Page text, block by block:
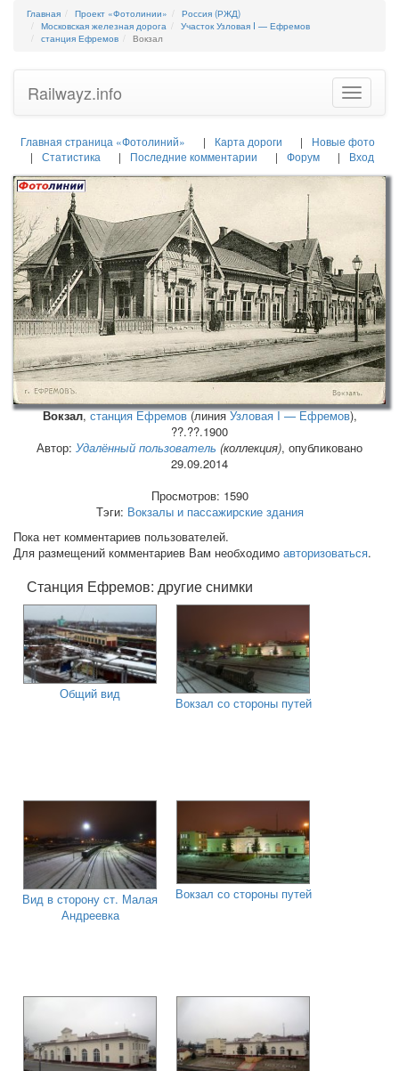
Главная Проект «Фотолинии»
Россия (РЖД)
Московская железная дорога
Участок Узловая I — Ефремов
станция Ефремов
Вокзал
Toggle
Railwayz.info
Главная страница «Фотолиний» Карта дороги
Новые фото
Статистика
Последние комментарии Форум Вход
Вокзал,станция Ефремов (линияУзловая I — Ефремов),
??.??.1900
Автор: Удалённый пользователь (коллекция), опубликовано
29.09.2014
Просмотров: 1590
Тэги: Вокзалы и пассажирские здания
Пока нет комментариев пользователей.
Для размещений комментариев Вам необходимо авторизоваться.
Станция Ефремов: другие снимки
Общий вид
Вокзал со стороны путей
Вид в сторону ст. Малая
Андреевка
Вокзал со стороны путей